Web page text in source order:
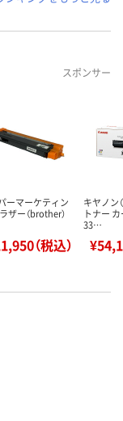
スポンサー
ーマーケティン
ザー（brother）
（税込）
キヤノン
トナー
33…